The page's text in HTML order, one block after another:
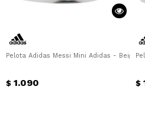
Pelota Adidas Messi Mini Adidas - Beige -
$ 1.090 $